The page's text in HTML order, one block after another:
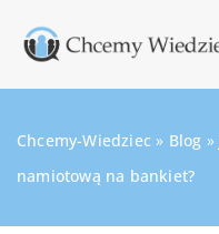
Chcemy-Wiedziec » Blog »
namiotową na bankiet?